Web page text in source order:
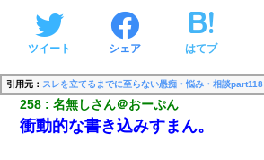
ツイート シェア はてブ
引用元： スレを立てるまでに至らない愚痴・悩み・相談part118
258 名無しさん＠おーぷん
衝動的な書き込みすまん。